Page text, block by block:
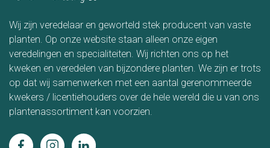
Wij zijn veredelaar en geworteld stek producent van vaste
planten. Op onze website staan alleen onze eigen
veredelingen en specialiteiten. Wij richten ons op het
kweken en veredelen van bijzondere planten. We zijn er trots
op dat wij samenwerken met een aantal gerenommeerde
kwekers / licentiehouders over de hele wereld die u van ons
plantenassortiment kan voorzien.